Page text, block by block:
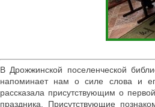
В Дрожжинской поселенческой
напоминает нам о силе слова и
рассказала присутствующим о
праздника. Присутствующие